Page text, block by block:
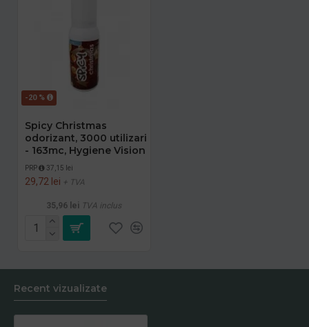
-20 %
Spicy Christmas
odorizant, 3000 utilizari
- 163mc, Hygiene Vision
PRP 37,15 lei
29,72 lei + TVA
35,96 lei TVA inclus
Recent vizualizate